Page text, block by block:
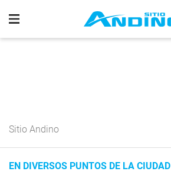
Sitio Andino
EN DIVERSOS PUNTOS DE LA CIUDAD